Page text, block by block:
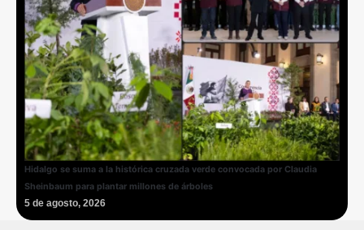
Hidalgo se suma a la histórica cruzada verde convocada por Claudia
Sheinbaum para plantar millones de árboles
5 de agosto, 2026